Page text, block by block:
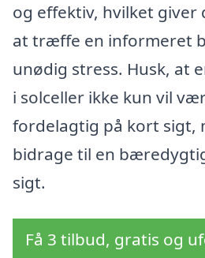
og effektiv, hvilket
at træffe en informeret
unødig stress. Husk, at
i solceller ikke kun vil
fordelagtig på kort sigt,
bidrage til en
sigt.
Få 3 tilbud, gratis og